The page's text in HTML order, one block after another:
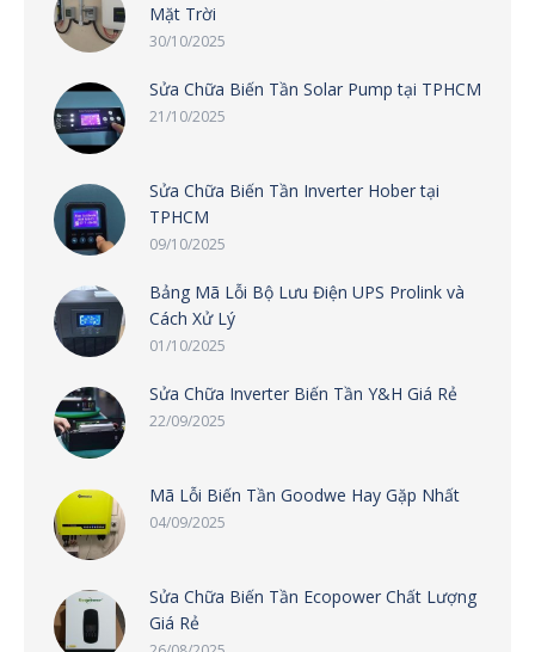
Mặt Trời
30/10/2025
Sửa Chữa Biến Tần Solar Pump tại TPHCM
21/10/2025
Sửa Chữa Biến Tần Inverter Hober tại
TPHCM
09/10/2025
Bảng Mã Lỗi Bộ Lưu Điện UPS Prolink và
Cách Xử Lý
01/10/2025
Sửa Chữa Inverter Biến Tần Y&H Giá Rẻ
22/09/2025
Mã Lỗi Biến Tần Goodwe Hay Gặp Nhất
04/09/2025
Sửa Chữa Biến Tần Ecopower Chất Lượng
Giá Rẻ